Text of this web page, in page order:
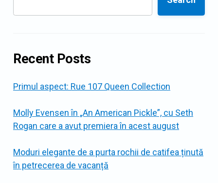
Recent Posts
Primul aspect: Rue 107 Queen Collection
Molly Evensen în „An American Pickle”, cu Seth
Rogan care a avut premiera în acest august
Moduri elegante de a purta rochii de catifea ținută
în petrecerea de vacanță